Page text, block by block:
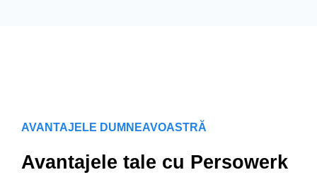
AVANTAJELE DUMNEAVOASTRĂ
Avantajele tale cu Persowerk